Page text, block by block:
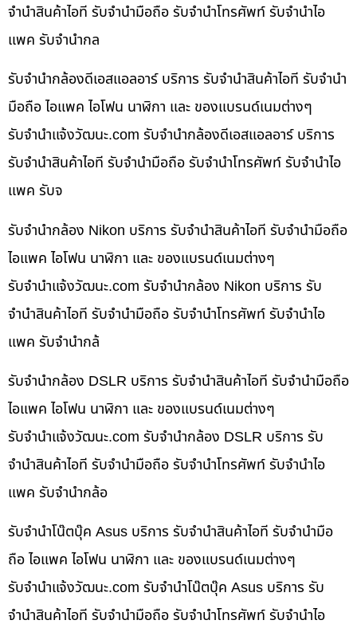
จำนำสินค้าไอที รับจำนำมือถือ รับจำนำโทรศัพท์ รับจำนำไอ
แพค รับจำนำกล
รับจำนำกล้องดีเอสแอลอาร์ บริการ รับจำนำสินค้าไอที รับจำนำ
มือถือ ไอแพค ไอโฟน นาฬิกา และ ของแบรนด์เนมต่างๆ
รับจํานําแจ้งวัฒนะ.com รับจำนำกล้องดีเอสแอลอาร์ บริการ
รับจำนำสินค้าไอที รับจำนำมือถือ รับจำนำโทรศัพท์ รับจำนำไอ
แพค รับจ
รับจำนำกล้อง Nikon บริการ รับจำนำสินค้าไอที รับจำนำมือถือ
ไอแพค ไอโฟน นาฬิกา และ ของแบรนด์เนมต่างๆ
รับจํานําแจ้งวัฒนะ.com รับจำนำกล้อง Nikon บริการ รับ
จำนำสินค้าไอที รับจำนำมือถือ รับจำนำโทรศัพท์ รับจำนำไอ
แพค รับจำนำกล้
รับจำนำกล้อง DSLR บริการ รับจำนำสินค้าไอที รับจำนำมือถือ
ไอแพค ไอโฟน นาฬิกา และ ของแบรนด์เนมต่างๆ
รับจํานําแจ้งวัฒนะ.com รับจำนำกล้อง DSLR บริการ รับ
จำนำสินค้าไอที รับจำนำมือถือ รับจำนำโทรศัพท์ รับจำนำไอ
แพค รับจำนำกล้อ
รับจำนำโน๊ตบุ๊ค Asus บริการ รับจำนำสินค้าไอที รับจำนำมือ
ถือ ไอแพค ไอโฟน นาฬิกา และ ของแบรนด์เนมต่างๆ
รับจํานําแจ้งวัฒนะ.com รับจำนำโน๊ตบุ๊ค Asus บริการ รับ
จำนำสินค้าไอที รับจำนำมือถือ รับจำนำโทรศัพท์ รับจำนำไอ